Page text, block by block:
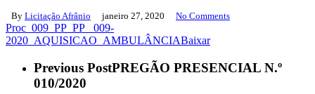
By Licitação Afrânio janeiro 27, 2020 No Comments
Proc_009_PP_PP_ 009-
2020_AQUISICAO_AMBULÂNCIABaixar
Previous PostPREGÃO PRESENCIAL N.º
010/2020